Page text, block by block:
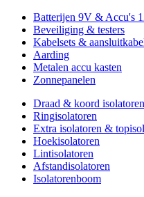
Batterijen 9V & Accu's
Beveiliging & testers
Kabelsets &
Aarding
Metalen accu kasten
Zonnepanelen
Draad & koord isolatoren
Ringisolatoren
Extra isolatoren &
Hoekisolatoren
Lintisolatoren
Afstandisolatoren
Isolatorenboom